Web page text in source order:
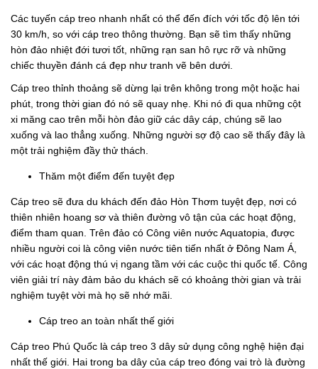
Các tuyến cáp treo nhanh nhất có thể đến đích với tốc độ lên tới
30 km/h, so với cáp treo thông thường. Bạn sẽ tìm thấy những
hòn đảo nhiệt đới tươi tốt, những rạn san hô rực rỡ và những
chiếc thuyền đánh cá đẹp như tranh vẽ bên dưới.
Cáp treo thỉnh thoảng sẽ dừng lại trên không trong một hoặc hai
phút, trong thời gian đó nó sẽ quay nhẹ. Khi nó đi qua những cột
xi măng cao trên mỗi hòn đảo giữ các dây cáp, chúng sẽ lao
xuống và lao thẳng xuống. Những người sợ độ cao sẽ thấy đây là
một trải nghiệm đầy thử thách.
Thăm một điểm đến tuyệt đẹp
Cáp treo sẽ đưa du khách đến đảo Hòn Thơm tuyệt đẹp, nơi có
thiên nhiên hoang sơ và thiên đường vô tận của các hoạt động,
điểm tham quan. Trên đảo có Công viên nước Aquatopia, được
nhiều người coi là công viên nước tiên tiến nhất ở Đông Nam Á,
với các hoạt động thú vị ngang tầm với các cuộc thi quốc tế. Công
viên giải trí này đảm bảo du khách sẽ có khoảng thời gian và trải
nghiệm tuyệt vời mà họ sẽ nhớ mãi.
Cáp treo an toàn nhất thế giới
Cáp treo Phú Quốc là cáp treo 3 dây sử dụng công nghệ hiện đại
nhất thế giới. Hai trong ba dây của cáp treo đóng vai trò là đường